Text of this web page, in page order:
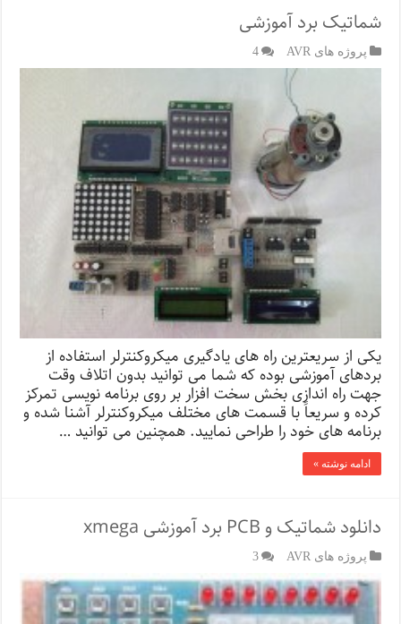
شماتیک برد آموزشی
پروژه های AVR 4
یکی از سریعترین راه های یادگیری میکروکنترلر استفاده از
بردهای آموزشی بوده که شما می توانید بدون اتلاف وقت
جهت راه اندازی بخش سخت افزار بر روی برنامه نویسی تمرکز
کرده و سریعاً با قسمت های مختلف میکروکنترلر آشنا شده و
برنامه های خود را طراحی نمایید. همچنین می توانید …
ادامه نوشته »
دانلود شماتیک و PCB برد آموزشی xmega
پروژه های AVR 3